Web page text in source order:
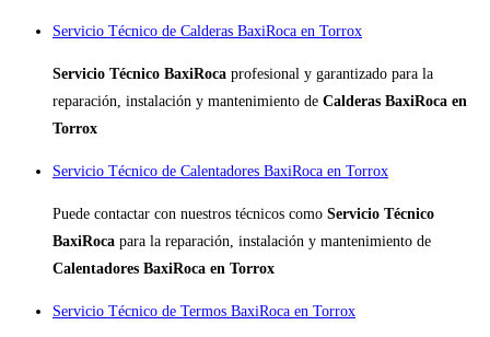
Servicio Técnico de Calderas BaxiRoca en Torrox
Servicio Técnico BaxiRoca profesional y garantizado para la
reparación, instalación y mantenimiento de Calderas BaxiRoca en
Torrox
Servicio Técnico de Calentadores BaxiRoca en Torrox
Puede contactar con nuestros técnicos como Servicio Técnico
BaxiRoca para la reparación, instalación y mantenimiento de
Calentadores BaxiRoca en Torrox
Servicio Técnico de Termos BaxiRoca en Torrox